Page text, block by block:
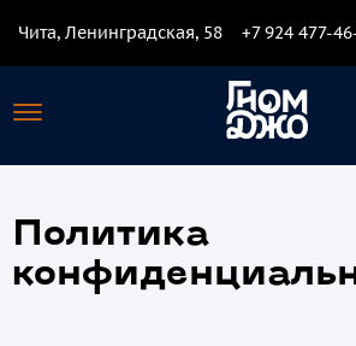
Чита, Ленинградская, 58 +7 924 477-
Политика